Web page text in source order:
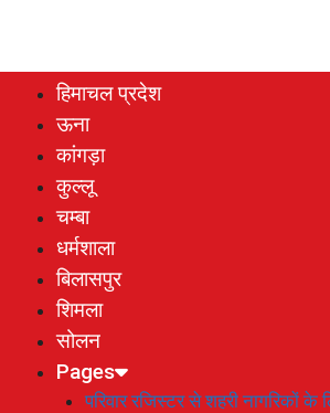
हिमाचल प्रदेश
ऊना
कांगड़ा
कुल्लू
चम्बा
धर्मशाला
बिलासपुर
शिमला
सोलन
Pages
परिवार रजिस्टर से शहरी नागरिकों के